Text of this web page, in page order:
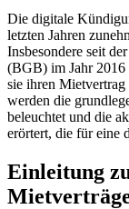
Die digitale
letzten Jahren
Insbesondere seit
(BGB) im Jahr 2016
sie ihren
werden die
beleuchtet und die
erörtert, die für eine
Einleitung